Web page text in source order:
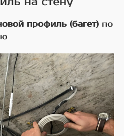
профиль (багет) по